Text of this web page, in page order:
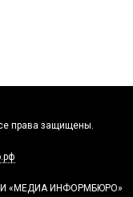
права защищены.
«МЕДИА ИНФОРМБЮРО»